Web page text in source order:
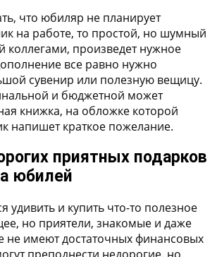
что юбиляр не планирует
на работе, то простой, но шумный
коллегами, произведет нужное
все равно нужно
сувенир или полезную вещицу.
и бюджетной может
книжка, на обложке которой
напишет краткое пожелание.
приятных подарков
юбилей
удивить и купить что-то полезное
но приятели, знакомые и даже
не имеют достаточных финансовых
преподнести недорогие, но